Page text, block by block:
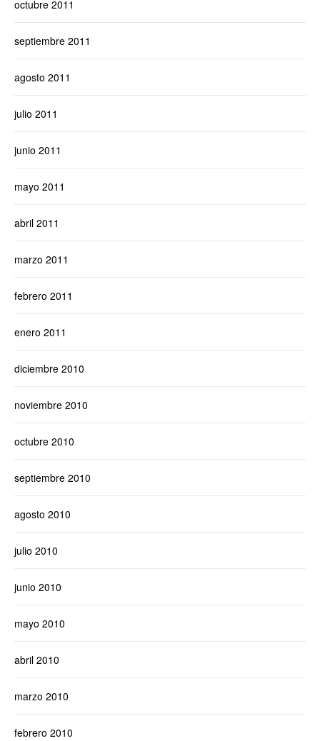
octubre 2011
septiembre 2011
agosto 2011
julio 2011
junio 2011
mayo 2011
abril 2011
marzo 2011
febrero 2011
enero 2011
diciembre 2010
noviembre 2010
octubre 2010
septiembre 2010
agosto 2010
julio 2010
junio 2010
mayo 2010
abril 2010
marzo 2010
febrero 2010